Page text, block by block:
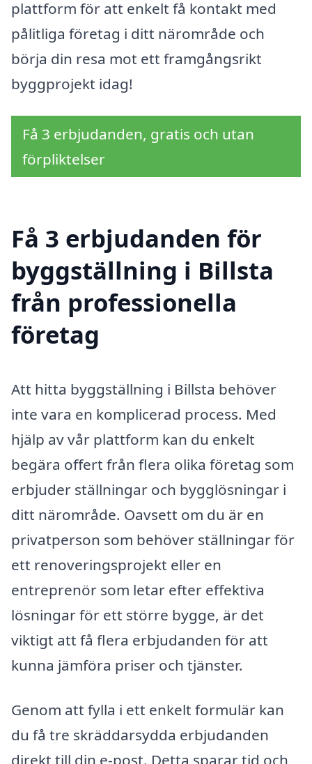
plattform för att enkelt få kontakt med
pålitliga företag i ditt närområde och
börja din resa mot ett framgångsrikt
byggprojekt idag!
Få 3 erbjudanden, gratis och utan
förpliktelser
Få 3 erbjudanden för
byggställning i Billsta
från professionella
företag
Att hitta byggställning i Billsta behöver
inte vara en komplicerad process. Med
hjälp av vår plattform kan du enkelt
begära offert från flera olika företag som
erbjuder ställningar och bygglösningar i
ditt närområde. Oavsett om du är en
privatperson som behöver ställningar för
ett renoveringsprojekt eller en
entreprenör som letar efter effektiva
lösningar för ett större bygge, är det
viktigt att få flera erbjudanden för att
kunna jämföra priser och tjänster.
Genom att fylla i ett enkelt formulär kan
du få tre skräddarsydda erbjudanden
direkt till din e-post. Detta sparar tid och